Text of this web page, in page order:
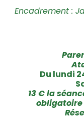
Encadrement :
Du lundi
13 € la
obligatoire